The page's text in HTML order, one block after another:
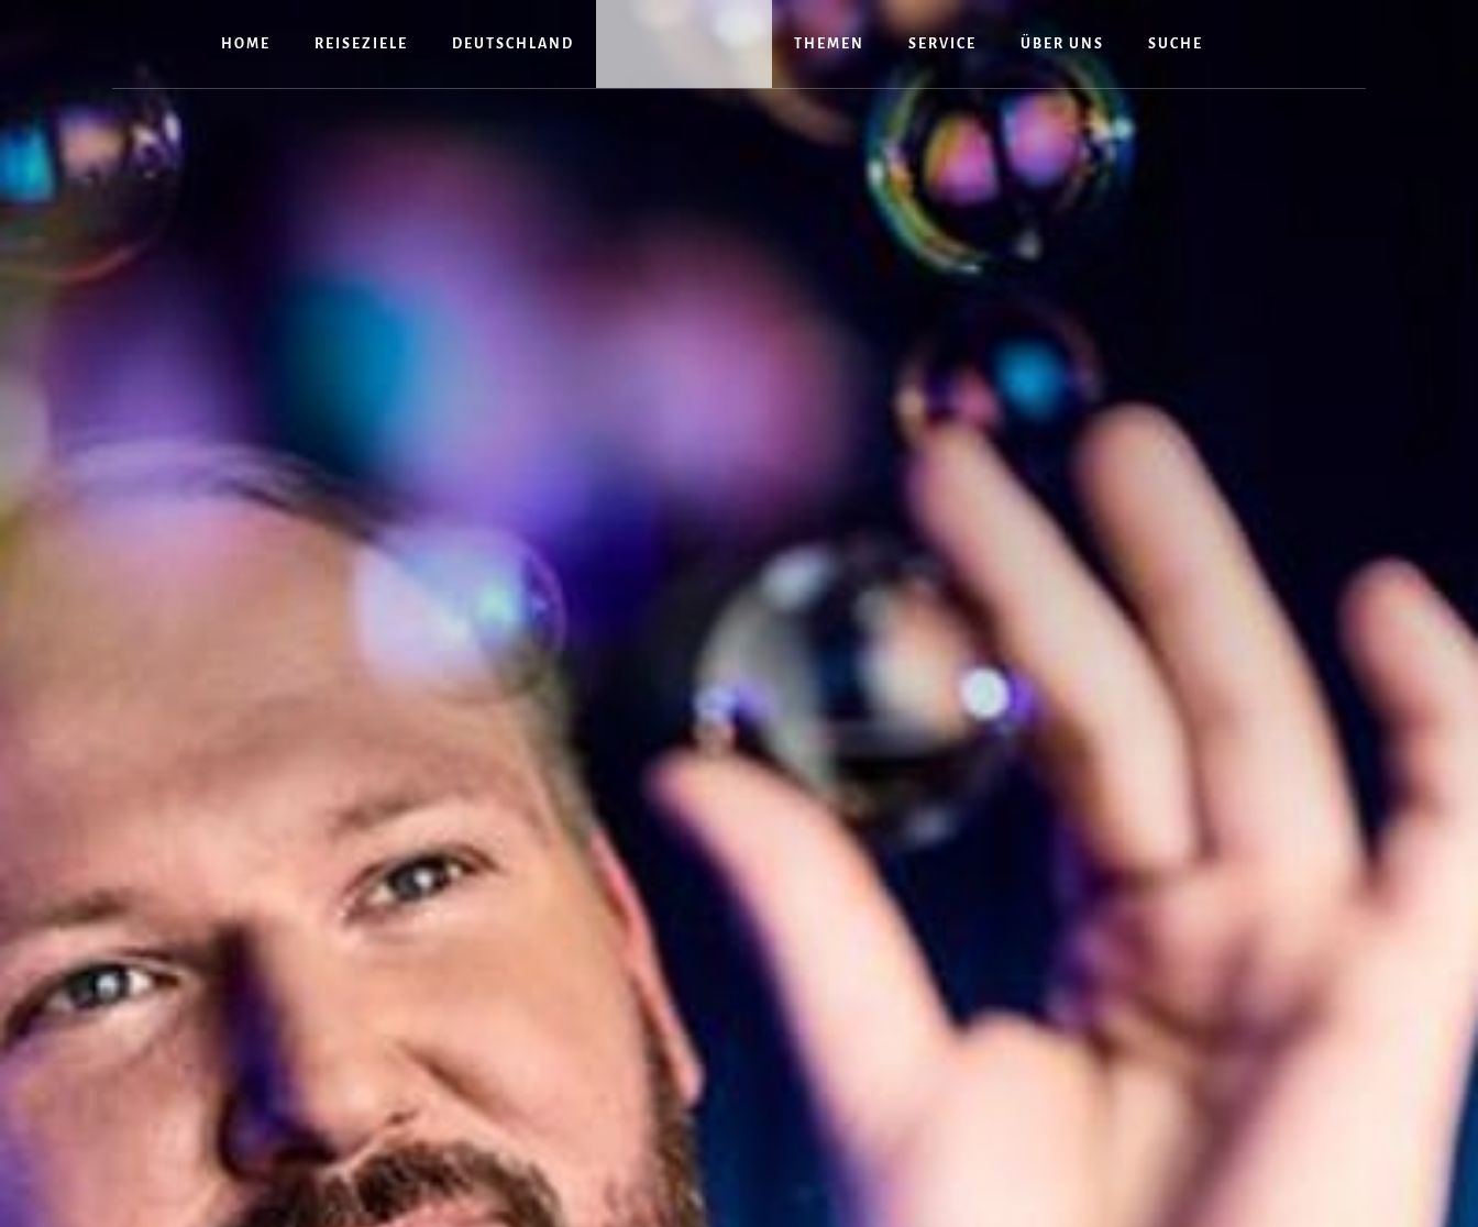
HOME REISEZIELE DEUTSCHLAND THEMEN SERVICE ÜBER UNS SUCHE